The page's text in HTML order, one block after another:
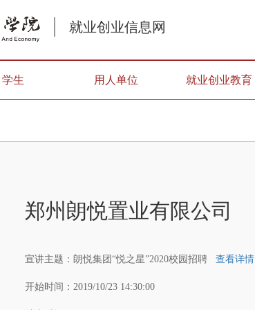
就业创业信息网
学生 用人单位 就业创业教育
郑州朗悦置业有限公司
宣讲主题： 朗悦集团“悦之星”2020校园招聘 查看详情
开始时间： 2019/10/23 14:30:00